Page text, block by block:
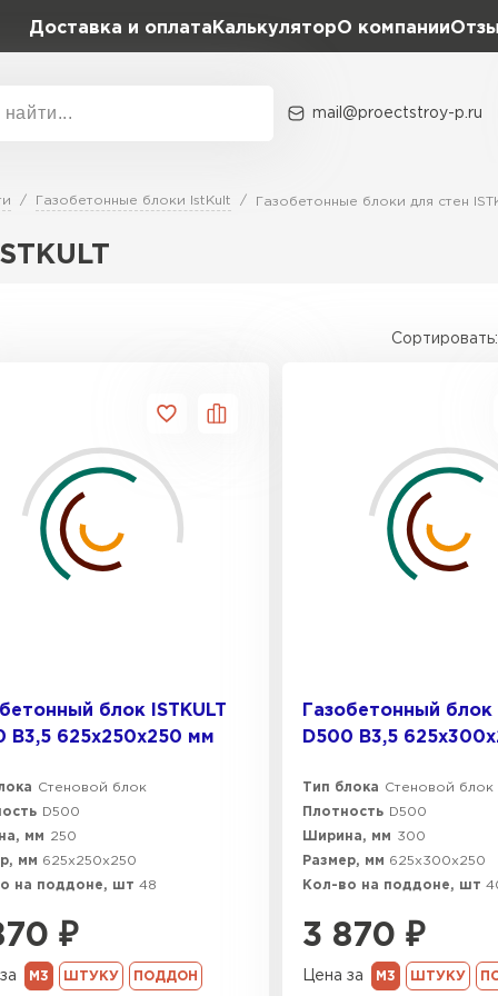
Доставка и оплата КалькуляторО компании
Плотность
D400
Размер,
mail@proectstroy-p.ru
Газобетонные блоки IstKult Газобетонные блоки для стен
Сортировать:
блок ISTKULT
B3,5 625х250х250 мм
Стеновой блок
D500
мм
250
мм 625х250х250
на поддоне, шт 48
₽
М3 ШТУКУ ПОДДОН
Газобетонный блок
D500 B3,5
Тип блока
Стеновой блок
Плотность
D500
Ширина, мм
300
Размер, мм 625х300х250
Кол-во на поддоне, шт
3 870 ₽
Цена за М3 ШТУКУ
Газобетон